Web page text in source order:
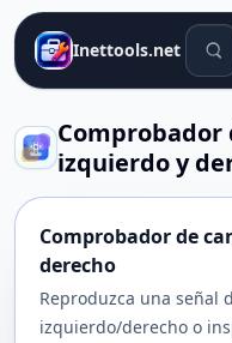
Inettools.net
Comprobador
izquierdo y
Comprobador de
derecho
Reproduzca una señal
izquierdo/derecho o